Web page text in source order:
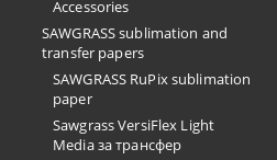
Accessories
SAWGRASS sublimation and
transfer papers
SAWGRASS RuPix sublimation
paper
Sawgrass VersiFlex Light
Media за трансфер